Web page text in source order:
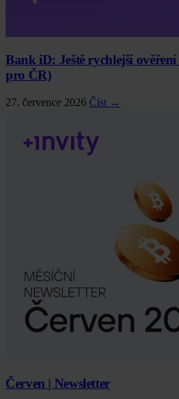
Bank iD: Ještě rychlejší
pro ČR)
27. července 2026 Číst →
Červen | Newsletter